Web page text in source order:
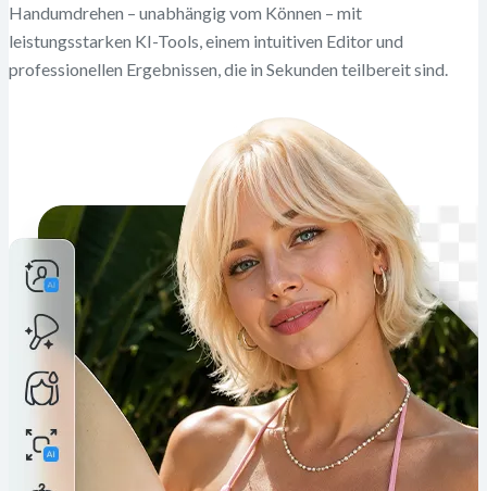
Handumdrehen – unabhängig vom Können – mit
leistungsstarken KI-Tools, einem intuitiven Editor und
professionellen Ergebnissen, die in Sekunden teilbereit sind.